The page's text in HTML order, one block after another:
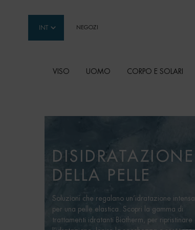
INT NEGOZI
VISO UOMO CORPO E SOLARI
DISIDRATAZIONE
DELLA PELLE
Soluzioni che regalano un’idratazione intensa
per una pelle elastica. Scopri la gamma di
trattamenti idratanti Biotherm, per ripristinare